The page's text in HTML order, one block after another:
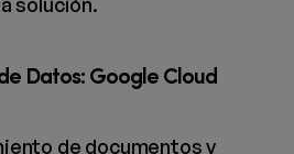
Datos: Google Cloud
de documentos y